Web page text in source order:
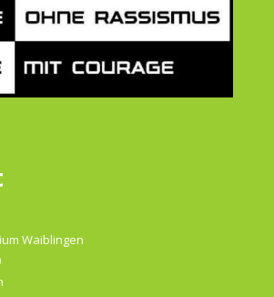
Waiblingen